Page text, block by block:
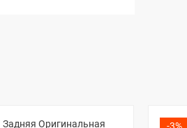
Задняя Оригинальная
-3%